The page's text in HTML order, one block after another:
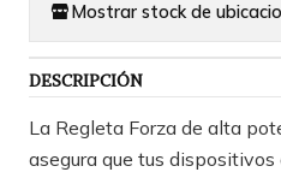
Mostrar stock de
DESCRIPCIÓN
La Regleta Forza de alta
asegura que tus